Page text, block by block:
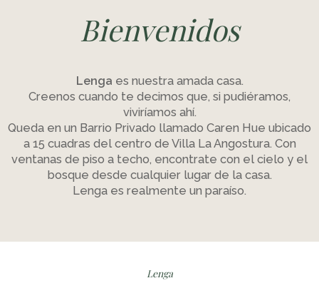
Bienvenidos
Lenga es nuestra amada casa.
Creenos cuando te decimos que, si pudiéramos,
viviríamos ahí.
Queda en un Barrio Privado llamado Caren Hue ubicado
a 15 cuadras del centro de Villa La Angostura. Con
ventanas de piso a techo, encontrate con el cielo y el
bosque desde cualquier lugar de la casa.
Lenga es realmente un paraíso.
Lenga